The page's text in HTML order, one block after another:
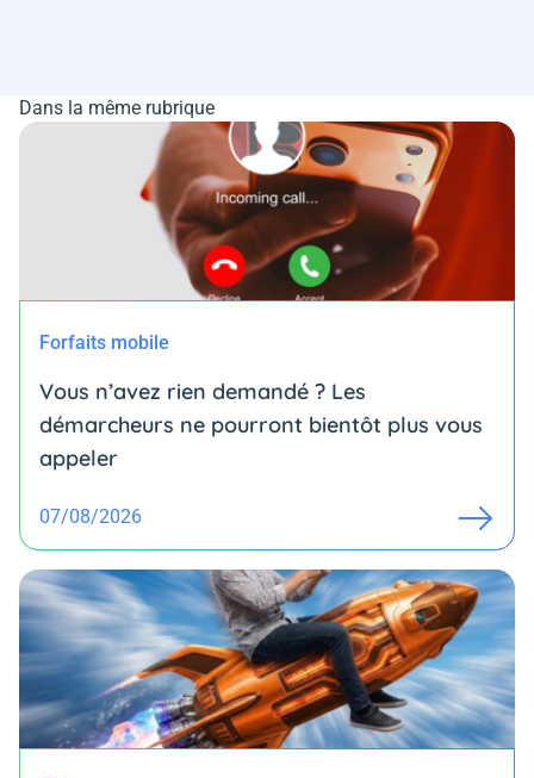
Dans la même rubrique
Forfaits mobile
Vous n’avez rien demandé ? Les
démarcheurs ne pourront bientôt plus vous
appeler
07/08/2026